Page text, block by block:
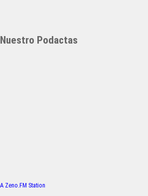
Nuestro Podactas
A Zeno.FM Station